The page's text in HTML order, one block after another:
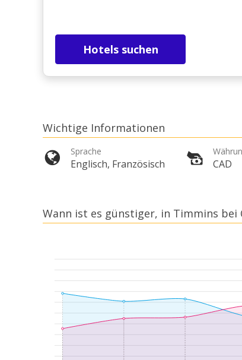
Hotels suchen
Wichtige Informationen
Sprache
Englisch, Französisch CAD
Wann ist es günstiger, in Timmins bei